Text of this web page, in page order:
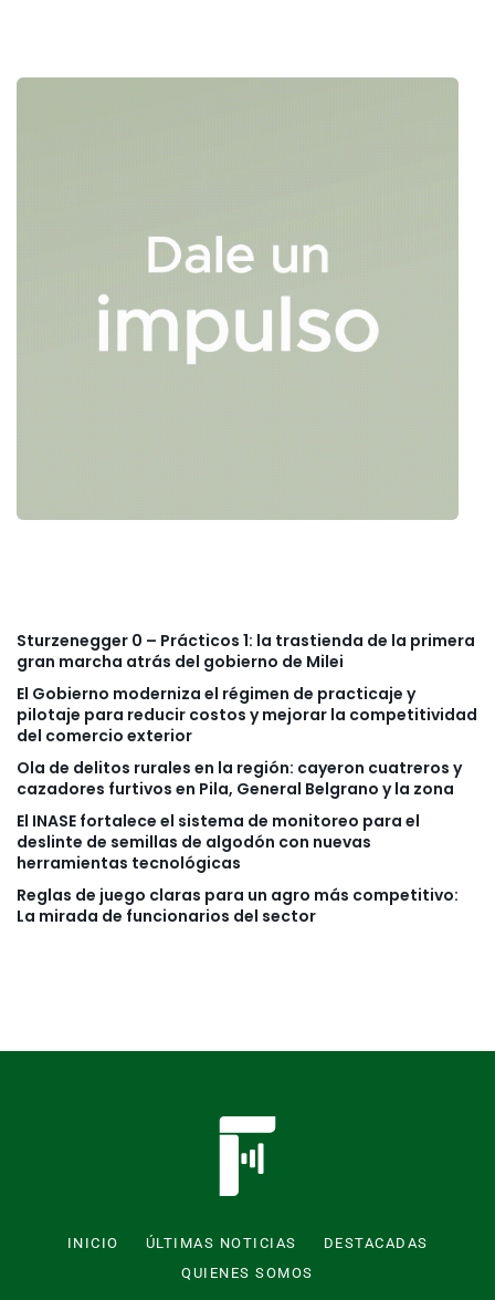
Sturzenegger 0 – Prácticos 1: la trastienda de la primera
gran marcha atrás del gobierno de Milei
El Gobierno moderniza el régimen de practicaje y
pilotaje para reducir costos y mejorar la competitividad
del comercio exterior
Ola de delitos rurales en la región: cayeron cuatreros y
cazadores furtivos en Pila, General Belgrano y la zona
El INASE fortalece el sistema de monitoreo para el
deslinte de semillas de algodón con nuevas
herramientas tecnológicas
Reglas de juego claras para un agro más competitivo:
La mirada de funcionarios del sector
INICIO ÚLTIMAS NOTICIAS
DESTACADAS
QUIENES SOMOS